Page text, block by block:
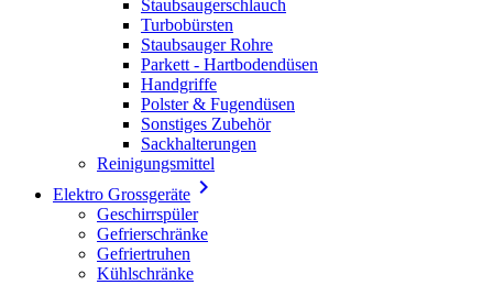
Staubsaugerschlauch
Turbobürsten
Staubsauger Rohre
Parkett - Hartbodendüsen
Handgriffe
Polster & Fugendüsen
Sonstiges Zubehör
Sackhalterungen
Reinigungsmittel
Elektro Grossgeräte 
Geschirrspüler
Gefrierschränke
Gefriertruhen
Kühlschränke